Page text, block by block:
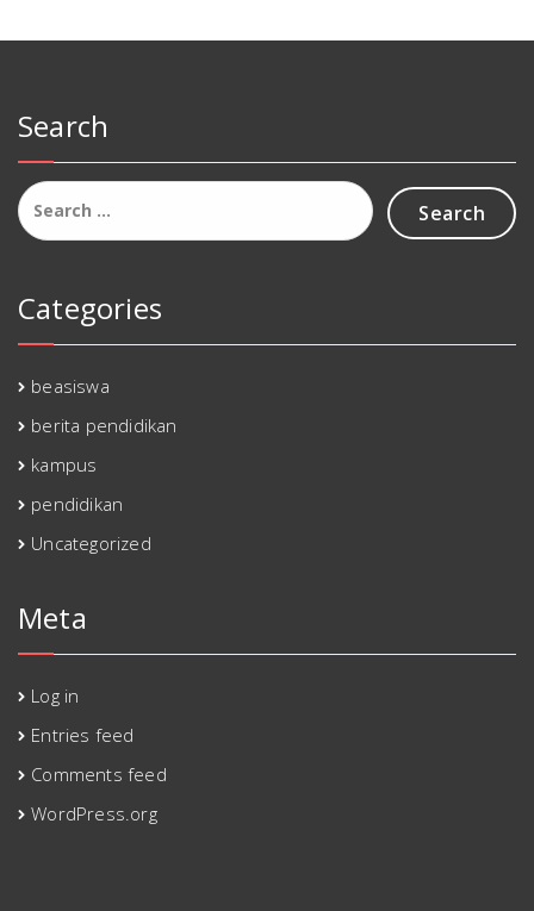
Search
Search
for:
Categories
beasiswa
berita pendidikan
kampus
pendidikan
Uncategorized
Meta
Log in
Entries feed
Comments feed
WordPress.org